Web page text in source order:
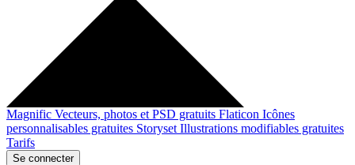
Magnific Vecteurs, photos et PSD gratuits Flaticon Icônes
personnalisables gratuites Storyset Illustrations modifiables gratuites
Tarifs
Se connecter